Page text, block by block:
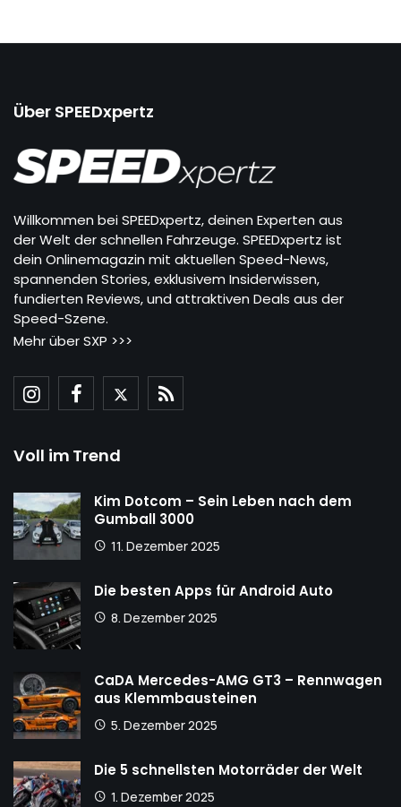
Über SPEEDxpertz
Willkommen bei SPEEDxpertz, deinen Experten aus
der Welt der schnellen Fahrzeuge. SPEEDxpertz ist
dein Onlinemagazin mit aktuellen Speed-News,
spannenden Stories, exklusivem Insiderwissen,
fundierten Reviews, und attraktiven Deals aus der
Speed-Szene.
Mehr über SXP >>>
Voll im Trend
Kim Dotcom – Sein Leben nach dem
Gumball 3000
11. Dezember 2025
Die besten Apps für Android Auto
8. Dezember 2025
CaDA Mercedes-AMG GT3 – Rennwagen
aus Klemmbausteinen
5. Dezember 2025
Die 5 schnellsten Motorräder der Welt
1. Dezember 2025